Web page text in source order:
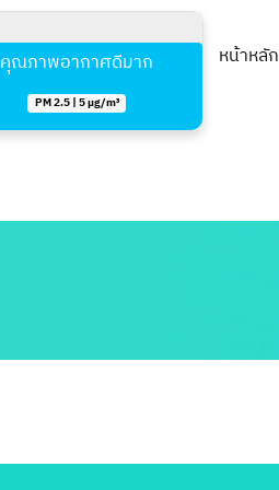
คุณภาพอากาศดีมาก
PM 2.5 | 5 µg/m³
หน้าหลัก